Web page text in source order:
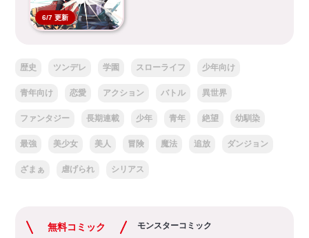
6/7 更新
歴史 ツンデレ 学園 スローライフ 少年向け
青年向け 恋愛 アクション バトル 異世界
ファンタジー 長期連載 少年 青年 絶望 幼馴染
最強 美少女 美人 冒険 魔法 追放 ダンジョン
ざまぁ 虐げられ シリアス
無料コミック モンスターコミック